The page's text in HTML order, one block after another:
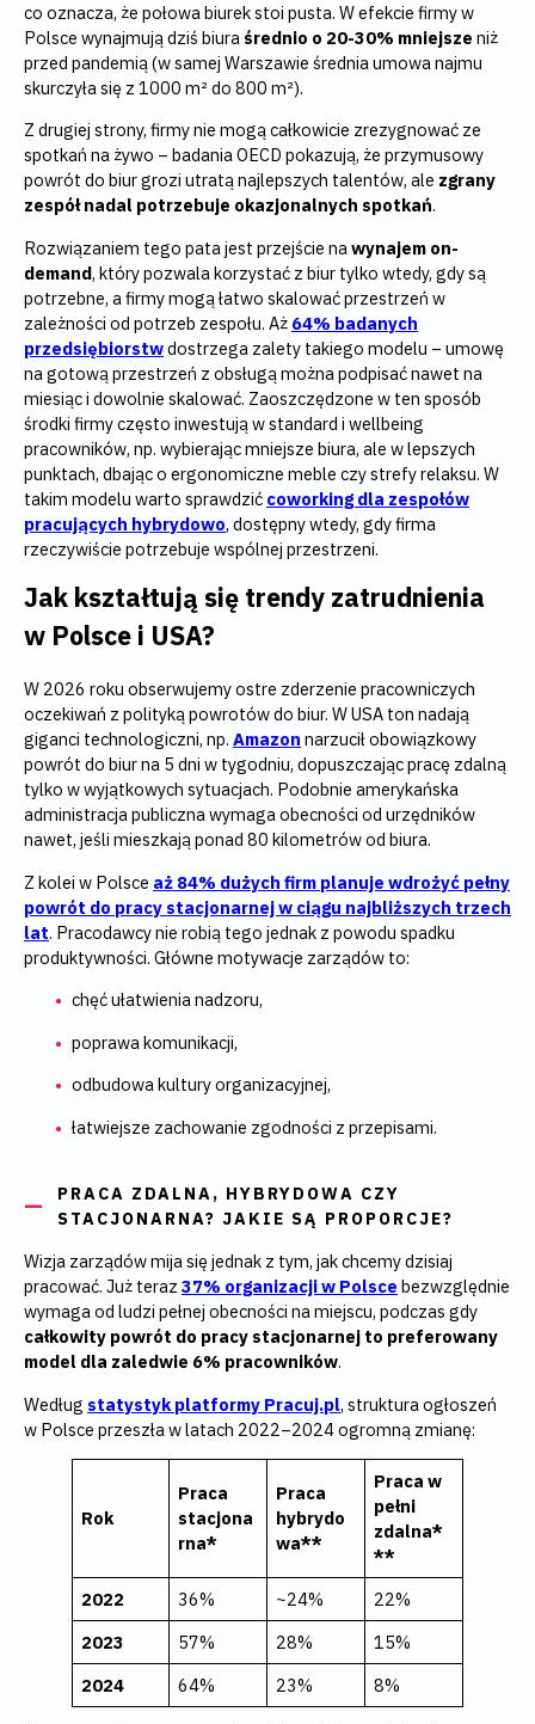
co oznacza, że połowa biurek stoi pusta. W efekcie firmy w
Polsce wynajmują dziś biura średnio o 20-30% mniejsze niż
przed pandemią (w samej Warszawie średnia umowa najmu
skurczyła się z 1000 m² do 800 m²).
Z drugiej strony, firmy nie mogą całkowicie zrezygnować ze
spotkań na żywo – badania OECD pokazują, że przymusowy
powrót do biur grozi utratą najlepszych talentów, ale zgrany
zespół nadal potrzebuje okazjonalnych spotkań.
Rozwiązaniem tego pata jest przejście nawynajem on-
demand, którypozwala korzystać z biur tylko wtedy, gdy są
potrzebne, a firmy mogą łatwo skalować przestrzeń w
zależności od potrzeb zespołu. Aż 64% badanych
przedsiębiorstwdostrzega zalety takiego modelu – umowę
na gotową przestrzeń z obsługą można podpisać nawet na
miesiąc i dowolnie skalować. Zaoszczędzone w ten sposób
środki firmy często inwestują w standard i wellbeing
pracowników, np. wybierając mniejsze biura, ale w lepszych
punktach, dbając o ergonomiczne meble czy strefy relaksu. W
takim modelu warto sprawdzić coworking dla zespołów
pracujących hybrydowo, dostępny wtedy, gdy firma
rzeczywiście potrzebuje wspólnej przestrzeni.
Jak kształtują się trendy zatrudnienia
w Polsce i USA?
W 2026 roku obserwujemy ostre zderzenie pracowniczych
oczekiwań z polityką powrotów do biur. W USA ton nadają
giganci technologiczni, np. Amazon narzucił obowiązkowy
powrót do biur na 5 dni w tygodniu, dopuszczając pracę zdalną
tylko w wyjątkowych sytuacjach. Podobnie amerykańska
administracja publiczna wymaga obecności od urzędników
nawet, jeśli mieszkają ponad 80 kilometrów od biura.
Z kolei w Polsce aż 84% dużych firm planuje wdrożyć pełny
powrót do pracy stacjonarnej w ciągu najbliższych trzech
lat. Pracodawcy nie robią tego jednak z powodu spadku
produktywności. Główne motywacje zarządów to:
chęć ułatwienia nadzoru,
poprawa komunikacji,
odbudowa kultury organizacyjnej,
łatwiejsze zachowanie zgodności z przepisami.
PRACA ZDALNA, HYBRYDOWA CZY
STACJONARNA? JAKIE SĄ PROPORCJE?
Wizja zarządów mija się jednak z tym, jak chcemy dzisiaj
pracować. Już teraz 37% organizacji w Polsce bezwzględnie
wymaga od ludzi pełnej obecności na miejscu, podczas gdy
całkowity powrót do pracy stacjonarnej to preferowany
model dla zaledwie 6% pracowników.
Według statystyk platformy Pracuj.pl, struktura ogłoszeń
w Polsce przeszła w latach 2022–2024 ogromną zmianę:
Rok
Praca
stacjona
rna*
Praca
hybrydo
wa**
Praca w
pełni
zdalna*
**
2022
36% ~24%
22%
2023
57% 28%
15%
2024
64% 23% 8%